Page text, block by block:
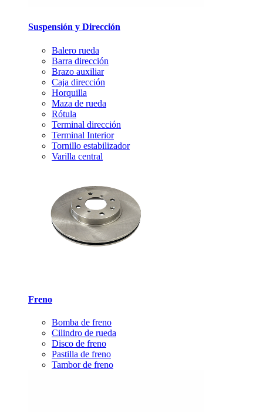
Suspensión y Dirección
Balero rueda
Barra dirección
Brazo auxiliar
Caja dirección
Horquilla
Maza de rueda
Rótula
Terminal dirección
Terminal Interior
Tornillo estabilizador
Varilla central
Freno
Bomba de freno
Cilindro de rueda
Disco de freno
Pastilla de freno
Tambor de freno